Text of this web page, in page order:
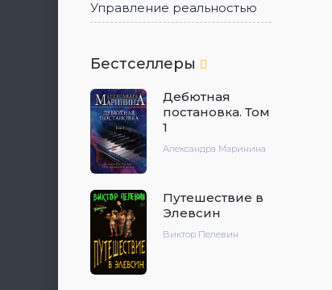
Управление реальностью
Бестселлеры
Дебютная
постановка. Том
1
Александра Маринина
Путешествие в
Элевсин
Виктор Пелевин